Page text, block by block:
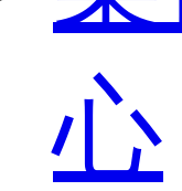
心